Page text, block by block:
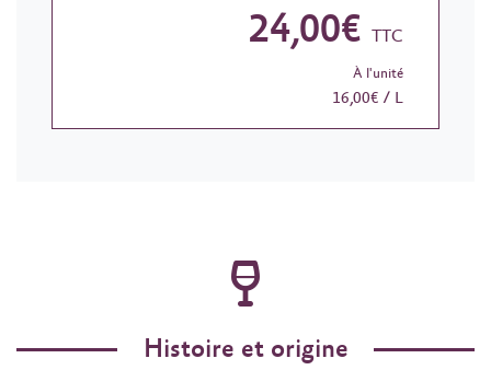
24,00€ TTC
À l'unité
16,00€ / L
Histoire et origine